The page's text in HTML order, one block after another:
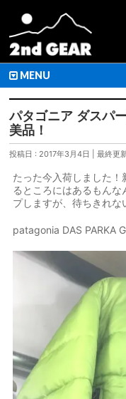
MENU
パタゴニア ダスパ
美品！
投稿日 : 2017年3月4日 最終更
たった今入荷しました
るところにはあるもん
プしますが、待ちきれな
patagonia DAS PARKA